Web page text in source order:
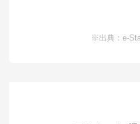
※出典：e-